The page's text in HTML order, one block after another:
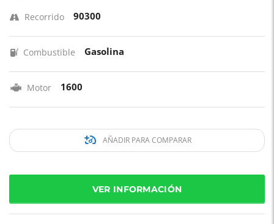
Recorrido 90300
Combustible Gasolina
Motor 1600
AÑADIR PARA COMPARAR
VER INFORMACIÓN